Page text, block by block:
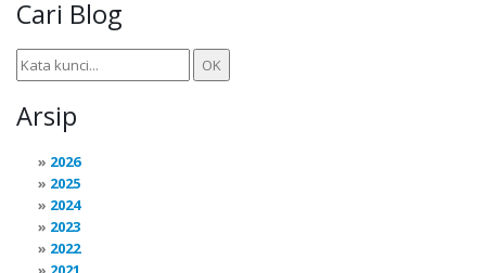
Cari Blog
Arsip
2026
2025
2024
2023
2022